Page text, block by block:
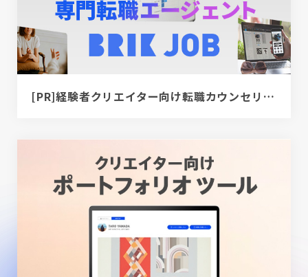
[PR]経験者クリエイター向け転職カウンセリング｜デザイナー / ディレクター / エンジニア